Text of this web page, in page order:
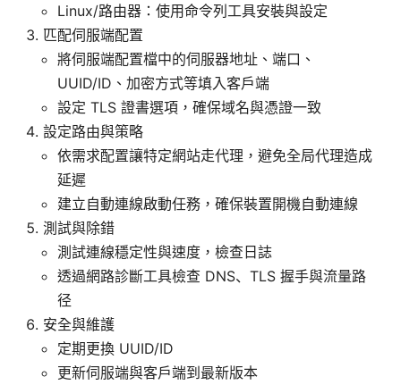
Linux/路由器：使用命令列工具安裝與設定
匹配伺服端配置
將伺服端配置檔中的伺服器地址、端口、
UUID/ID、加密方式等填入客戶端
設定 TLS 證書選項，確保域名與憑證一致
設定路由與策略
依需求配置讓特定網站走代理，避免全局代理造成
延遲
建立自動連線啟動任務，確保裝置開機自動連線
測試與除錯
測試連線穩定性與速度，檢查日誌
透過網路診斷工具檢查 DNS、TLS 握手與流量路
径
安全與維護
定期更換 UUID/ID
更新伺服端與客戶端到最新版本